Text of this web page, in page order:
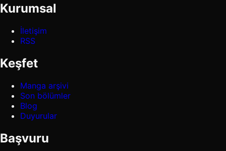
Kurumsal
İletişim
RSS
Keşfet
Manga arşivi
Son bölümler
Blog
Duyurular
Başvuru